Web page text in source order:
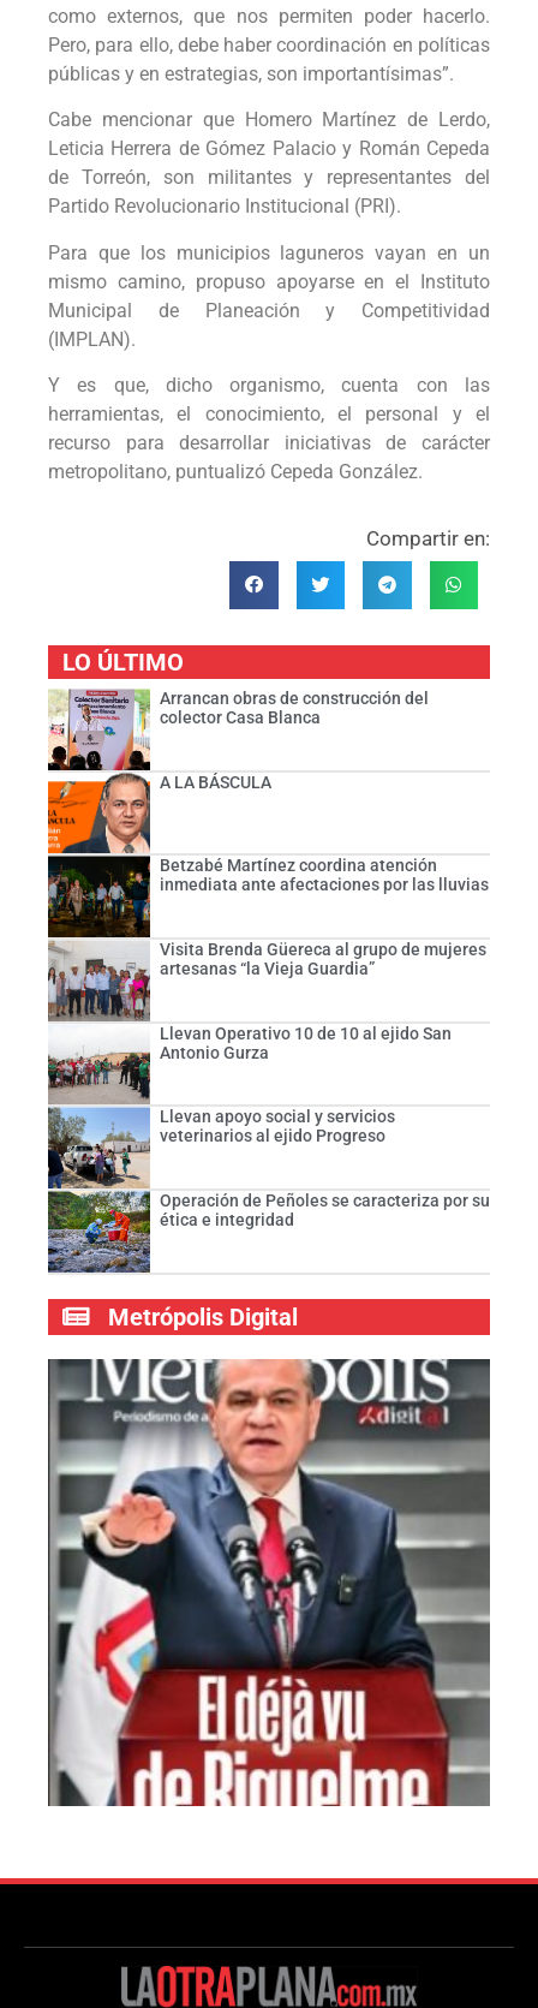
como externos, que nos permiten poder hacerlo.
Pero, para ello, debe haber coordinación en políticas
públicas y en estrategias, son importantísimas”.
Cabe mencionar que Homero Martínez de Lerdo,
Leticia Herrera de Gómez Palacio y Román Cepeda
de Torreón, son militantes y representantes del
Partido Revolucionario Institucional (PRI).
Para que los municipios laguneros vayan en un
mismo camino, propuso apoyarse en el Instituto
Municipal de Planeación y Competitividad
(IMPLAN).
Y es que, dicho organismo, cuenta con las
herramientas, el conocimiento, el personal y el
recurso para desarrollar iniciativas de carácter
metropolitano, puntualizó Cepeda González.
Compartir en:
LO ÚLTIMO
Arrancan obras de construcción del
colector Casa Blanca
A LA BÁSCULA
Betzabé Martínez coordina atención
inmediata ante afectaciones por las lluvias
Visita Brenda Güereca al grupo de mujeres
artesanas “la Vieja Guardia”
Llevan Operativo 10 de 10 al ejido San
Antonio Gurza
Llevan apoyo social y servicios
veterinarios al ejido Progreso
Operación de Peñoles se caracteriza por su
ética e integridad
Metrópolis Digital